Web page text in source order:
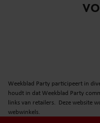
Weekblad Party participeert in
houdt in dat Weekblad Party
links van retailers. Deze website
webwinkels.